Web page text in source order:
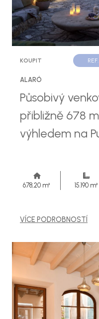
KOUPIT
ALARÓ
Působivý
přibližně 678
výhledem na
678,20 m² 15.190 m²
VÍCE PODROBNOSTÍ